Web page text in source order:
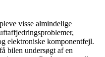
visse almindelige
elektroniske komponentfejl.
bilen undersøgt af en